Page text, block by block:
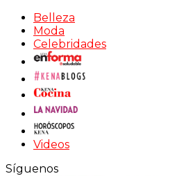
Belleza
Moda
Celebridades
Videos
Síguenos